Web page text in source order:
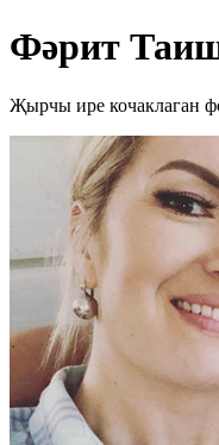
Фәрит
Җырчы ире кочаклаган